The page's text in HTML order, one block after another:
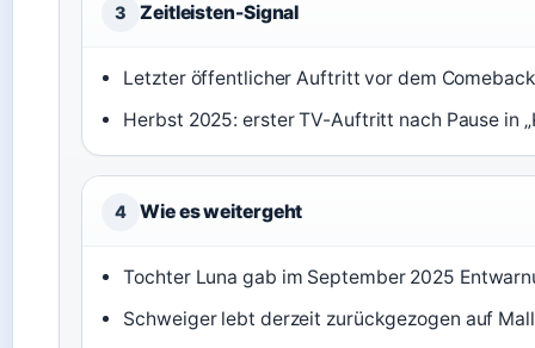
3 Zeitleisten-Signal
Letzter öffentlicher Auftritt vor dem
Herbst 2025: erster TV-Auftritt nach Pause in
4 Wie es weitergeht
Tochter Luna gab im September 2025
Schweiger lebt derzeit zurückgezogen auf